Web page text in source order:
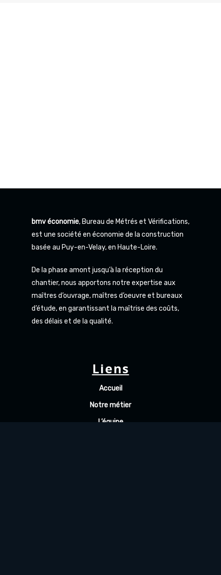
bmv économie, Bureau de Métrés et Vérifications,
est une société en économie de la construction
basée au Puy-en-Velay, en Haute-Loire.
De la phase amont jusqu’à la réception du
chantier, nous apportons notre expertise aux
maîtres d’ouvrage, maîtres d’oeuvre et bureaux
d’étude, en garantissant la maîtrise des coûts,
des délais et de la qualité.
Liens
Accueil
Notre métier
L’équipe